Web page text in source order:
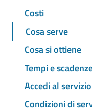
Costi
Cosa serve
Cosa si ottiene
Tempi e
Accedi al servizio
Condizioni di